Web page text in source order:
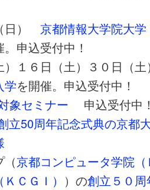
日） 京都情報大学院大
。申込受付中！
）１６日（土）３０日（
学を開催。申込受付中！
象セミナー
申込受付中
立50周年記念式典の京
京都コンピュータ学院
ＣＧＩ） ）の創立５０